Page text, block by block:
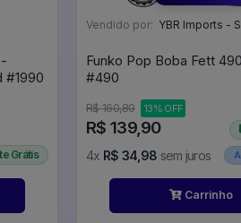
Frieren Beyond Journey's End #1990
Grátis
Vendido por: YBR Imports -
Funko Pop Boba Fett
#490
R$ 160,80 13% OFF
R$ 139,90
4x R$ 34,98 sem juros
Carrinho